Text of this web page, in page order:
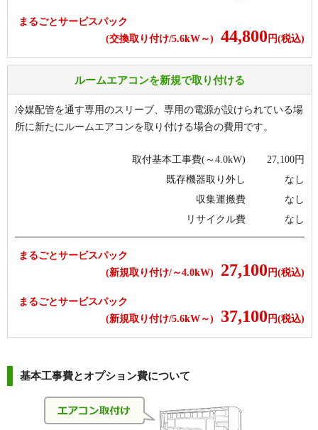
まるごとサービスパック
(交換取り付け/5.6kW～)
44,800 円(税込)
ルームエアコンを新規で取り付ける
冷媒配管を通す専用のスリーブ、専用の電源が設けられている場
所に新たにルームエアコンを取り付ける場合の費用です。
取付基本工事費(～4.0kW) 27,100円
既存機器取り外し
なし
収集運搬費
なし
リサイクル費
なし
まるごとサービスパック
(新規取り付け/～4.0kW)
27,100 円(税込)
まるごとサービスパック
(新規取り付け/5.6kW～)
37,100 円(税込)
基本工事費とオプション費について